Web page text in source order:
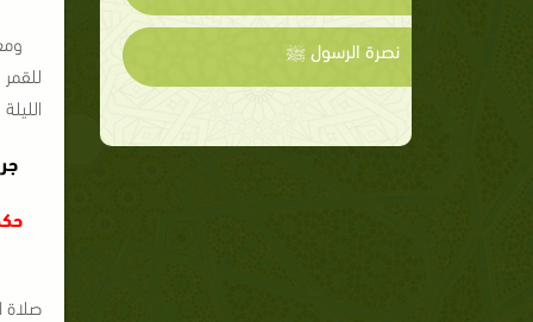
نصرة الرسول ﷺ
صلاة